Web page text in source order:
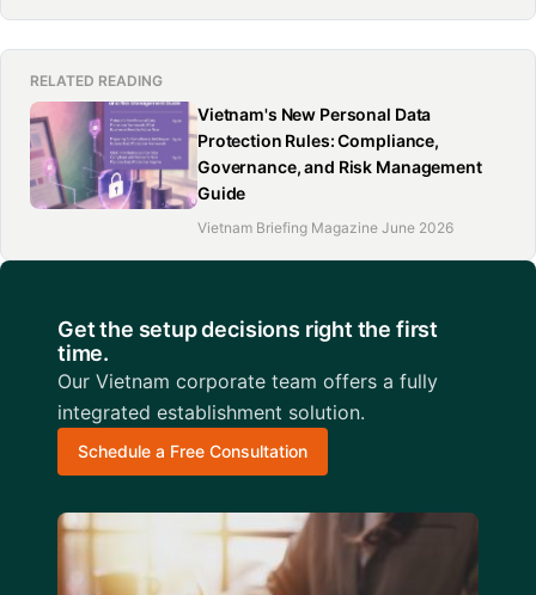
RELATED READING
Vietnam's New Personal Data
Protection Rules: Compliance,
Governance, and Risk Management
Guide
Vietnam Briefing Magazine June 2026
Get the setup decisions right the first
time.
Our Vietnam corporate team offers a fully
integrated establishment solution.
Schedule a Free Consultation